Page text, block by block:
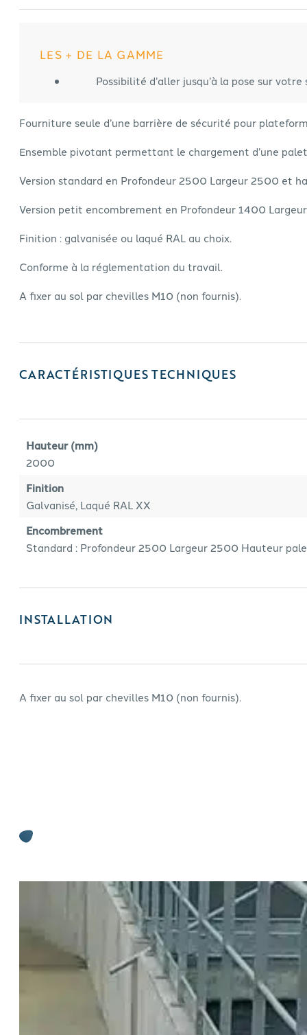
LES + DE LA GAMME
Possibilité d’aller jusqu’à la pose sur
Fourniture seule d’une barrière de sécurité pour
Ensemble pivotant permettant le chargement d’une
Version standard en Profondeur 2500 Largeur 2500 et
Version petit encombrement en Profondeur 1400
Finition : galvanisée ou laqué RAL au choix.
Conforme à la réglementation du travail.
A fixer au sol par chevilles M10 (non fournis).
CARACTÉRISTIQUES TECHNIQUES
Hauteur (mm)
2000
Finition
Galvanisé, Laqué RAL XX
Encombrement
Standard : Profondeur 2500 Largeur 2500 Hauteur
INSTALLATION
A fixer au sol par chevilles M10 (non fournis).